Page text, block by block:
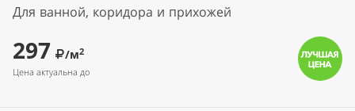
Для ванной, коридора и прихожей
297 /м2
Цена актуальна до